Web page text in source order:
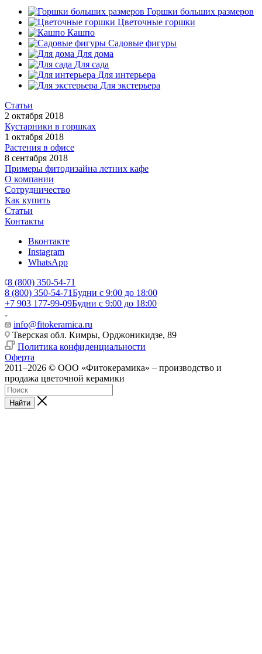
Горшки больших размеров
Цветочные горшки
Кашпо
Садовые фигуры
Для дома
Для сада
Для интерьера
Для экстерьера
Статьи
2 октября 2018
Кустарники в горшках
1 октября 2018
Растения в офисе
8 сентября 2018
Примеры фитодизайна летних кафе
О компании
Сотрудничество
Как купить
Статьи
Контакты
Вконтакте
Instagram
WhatsApp
8 (800) 350-54-71
8 (800) 350-54-71Будни с 9:00 до 18:00
+7 903 177-99-09Будни с 9:00 до 18:00
info@fitokeramica.ru
Тверская обл. Кимры, Орджоникидзе, 89
Политика конфиденциальности
Оферта
2011–2026 © ООО «Фитокерамика» – производство и
продажа цветочной керамики
Найти